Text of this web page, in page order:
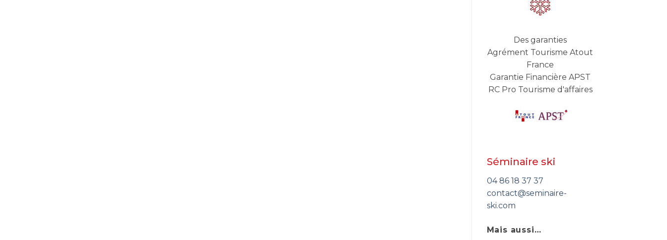
Des garanties
Agrément Tourisme Atout
France
Garantie Financière APST
RC Pro Tourisme d'affaires
Séminaire ski
04 86 18 37 37
contact@seminaire-
ski.com
Mais aussi…